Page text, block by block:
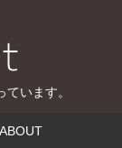
います。
ABOUT